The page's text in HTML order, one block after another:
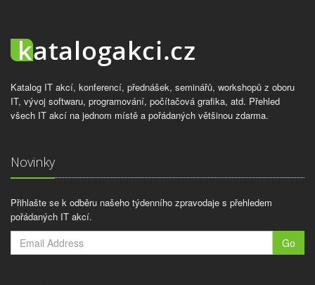
Katalog IT akcí, konferencí, přednášek, seminářů, workshopů z oboru
IT, vývoj softwaru, programování, počítačová grafika, atd. Přehled
všech IT akcí na jednom místě a pořádaných většinou zdarma.
Novinky
Přihlašte se k odběru našeho týdenního zpravodaje s přehledem
pořádaných IT akcí.
Go